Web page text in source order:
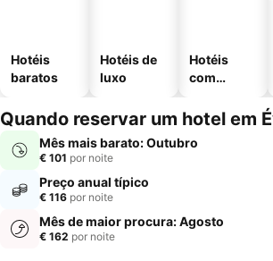
Hotéis
baratos
Hotéis de
luxo
Hotéis
com
Quando reservar um hotel em
Mês mais barato: Outubro
€ 101 por noite
Preço anual típico
€ 116 por noite
Mês de maior procura: Agosto
€ 162 por noite